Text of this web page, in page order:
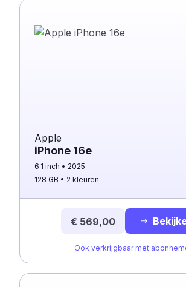
Apple
iPhone 16e
6.1 inch
2025
128 GB
2 kleuren
€ 569,00
Ook verkrijgbaar met